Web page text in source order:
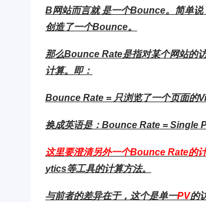
B网站而言就 是一个Bounce。简单说
创造了一个Bounce。
那么Bounce Rate是指对某个网站的
计算。即：
Bounce Rate = 只浏览了一个页面的
换成英语是：Bounce Rate = Single
这里要澄清另外一个Bounce Rate的
ytics等工具的计算方法。
与前者的差异在于，这个是单一PV的